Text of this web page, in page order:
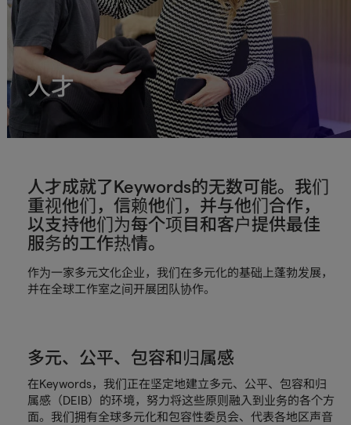
人才
人才成就了Keywords的无数可能。我们
重视他们，信赖他们，并与他们合作，
以支持他们为每个项目和客户提供最佳
服务的工作热情。
作为一家多元文化企业，我们在多元化的基础上蓬勃发展，
并在全球工作室之间开展团队协作。
多元、公平、包容和归属感
在Keywords，我们正在坚定地建立多元、公平、包容和归
属感（DEIB）的环境，努力将这些原则融入到业务的各个方
面。我们拥有全球多元化和包容性委员会、代表各地区声音